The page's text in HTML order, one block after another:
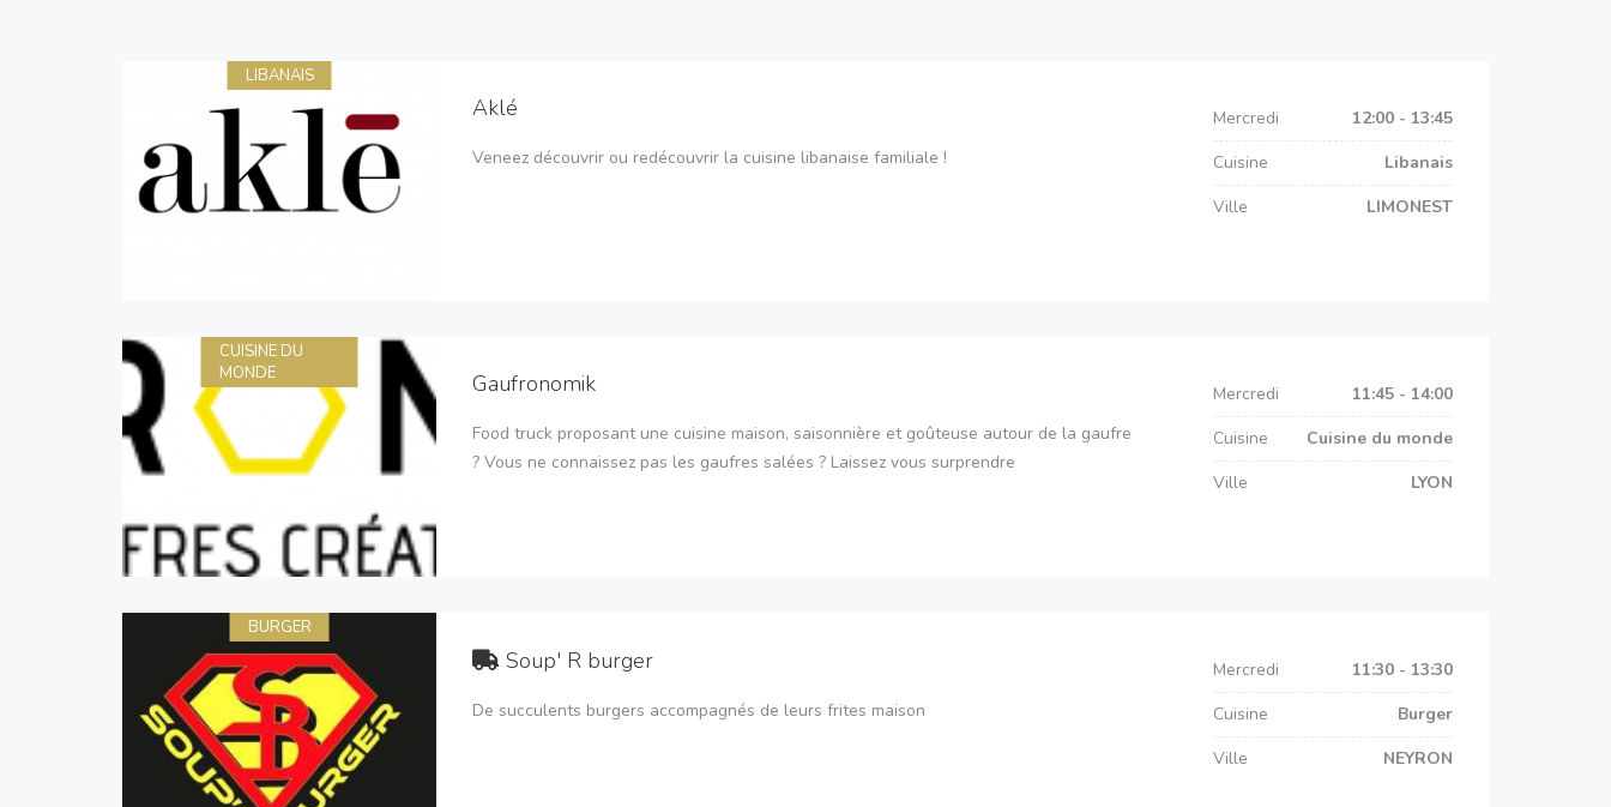
LIBANAIS
Aklé
Veneez découvrir ou redécouvrir la cuisine libanaise familiale !
Mercredi
12:00 - 13:45
Cuisine
Libanais
Ville
LIMONEST
CUISINE DU
MONDE
Gaufronomik
Food truck proposant une cuisine maison, saisonnière et goûteuse autour de la gaufre
? Vous ne connaissez pas les gaufres salées ? Laissez vous surprendre
Mercredi
11:45 - 14:00
Cuisine
Cuisine du monde
Ville
LYON
BURGER
Soup' R burger
De succulents burgers accompagnés de leurs frites maison
Mercredi
11:30 - 13:30
Cuisine
Burger
Ville
NEYRON